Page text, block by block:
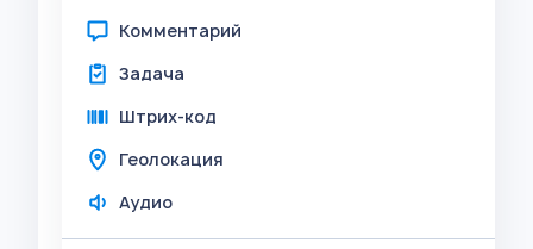
Комментарий
Задача
Штрих-код
Геолокация
Аудио